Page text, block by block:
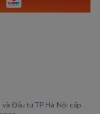
Đầu tư TP Hà Nội cấp